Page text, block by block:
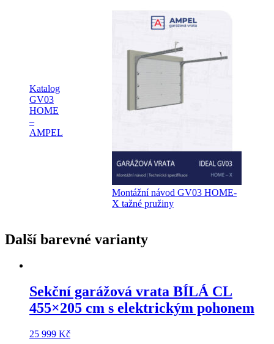
Katalog
GV03
HOME
–
AMPEL
Montážní návod GV03 HOME-
X tažné pružiny
Další barevné varianty
Sekční garážová vrata BÍLÁ CL
455×205 cm s elektrickým pohonem
25 999 Kč